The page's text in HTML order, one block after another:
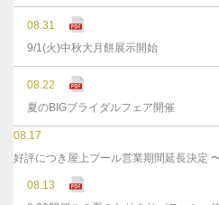
08.31
9/1(火)中秋大月餅展示開始
08.22
夏のBIGブライダルフェア開催
08.17
好評につき屋上プール営業期間延長決定
08.13